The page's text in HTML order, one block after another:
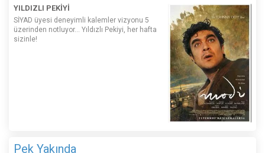
YILDIZLI PEKİYİ
SİYAD üyesi deneyimli kalemler vizyonu 5
üzerinden notluyor... Yıldızlı Pekiyi, her hafta
sizinle!
Pek Yakında